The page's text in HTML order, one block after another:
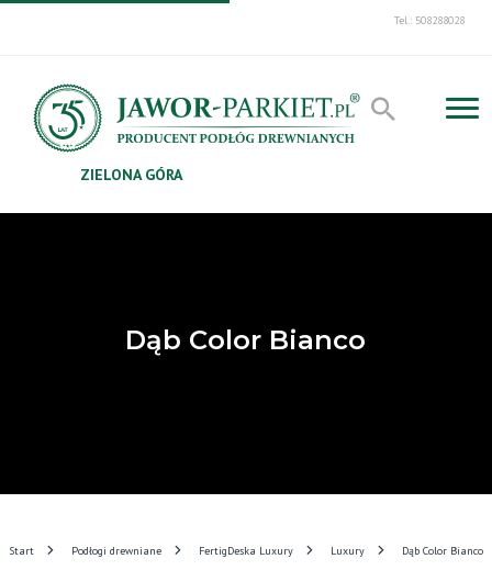
Tel.: 508288028
ZIELONA GÓRA
Dąb Color Bianco
Start Podłogi drewniane FertigDeska Luxury Luxury Dąb Color Bianco